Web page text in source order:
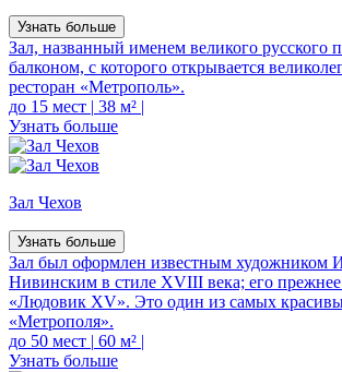
Узнать больше
Зал, названный именем великого русского
балконом, с которого открывается
ресторан «Метрополь».
до 15 мест | 38 м² |
Узнать больше
Зал Чехов
Узнать больше
Зал был оформлен известным художником
Нивинским в стиле XVIII века; его
«Людовик XV». Это один из самых
«Метрополя».
до 50 мест | 60 м² |
Узнать больше